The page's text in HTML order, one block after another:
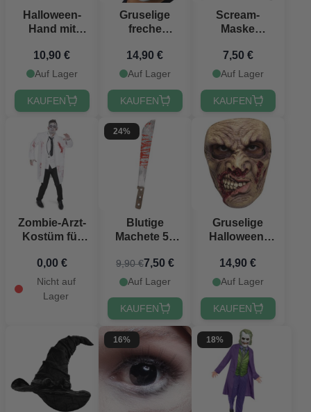
Halloween-
Hand mit
10,90 €
Auf Lager
KAUFEN
Gruselige
freche
14,90 €
Auf Lager
KAUFEN
Scream-
Maske
7,50 €
Auf Lager
KAUFEN
Zombie-Arzt-
Kostüm für
0,00 €
Nicht auf
Lager
24%
Blutige
Machete 51
9,90 €7,50 €
Auf Lager
KAUFEN
Gruselige
Halloween-
Maske
14,90 €
Auf Lager
KAUFEN
16% 18%